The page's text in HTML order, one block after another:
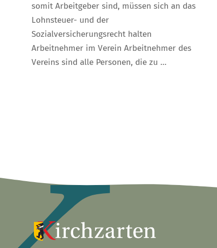
somit Arbeitgeber sind, müssen sich an das
Lohnsteuer- und der
Sozialversicherungsrecht halten
Arbeitnehmer im Verein Arbeitnehmer des
Vereins sind alle Personen, die zu …